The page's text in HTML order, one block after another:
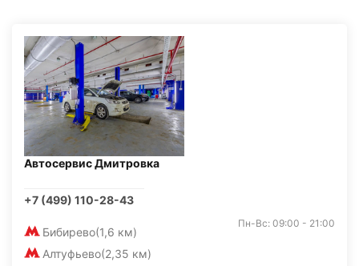
Автосервис Дмитровка
+7 (499) 110-28-43
Бибирево(1,6 км)
Алтуфьево(2,35 км)
Пн-Вс: 09:00 - 21:00